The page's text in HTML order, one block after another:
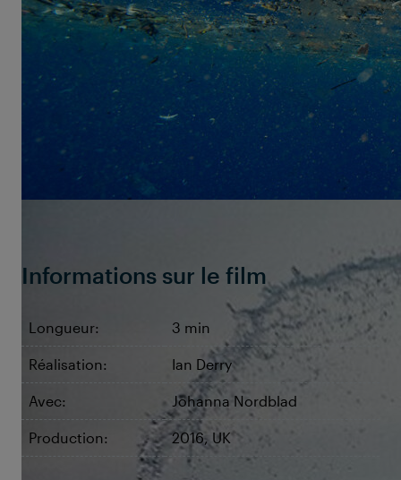
pourtant cela n'implique pas uniquement la
pollution que nous pouvons voir directement sur
nos plages, mais bien aussi le risque presque
invisible des micro-billes de plastique, qui
s'accumulent en de gigantesques tourbillons dans
nos mers... et qui atterrissent inévitablement par ce
biais au cœur de la chaîne alimentaire.
Informations sur le film
Longueur: 3 min
Réalisation: Ian Derry
Avec: Johanna Nordblad
Production: 2016, UK